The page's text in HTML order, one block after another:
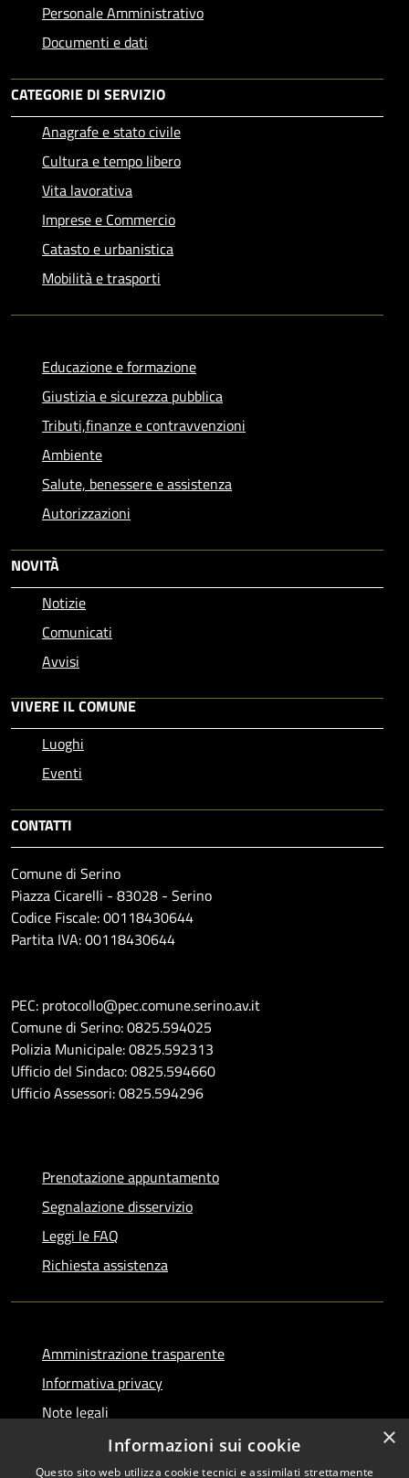
Personale Amministrativo
Documenti e dati
CATEGORIE DI SERVIZIO
Anagrafe e stato civile
Cultura e tempo libero
Vita lavorativa
Imprese e Commercio
Catasto e urbanistica
Mobilità e trasporti
Educazione e formazione
Giustizia e sicurezza pubblica
Tributi,finanze e contravvenzioni
Ambiente
Salute, benessere e assistenza
Autorizzazioni
NOVITÀ
Notizie
Comunicati
Avvisi
VIVERE IL COMUNE
Luoghi
Eventi
CONTATTI
Comune di Serino
Piazza Cicarelli - 83028 - Serino
Codice Fiscale: 00118430644
Partita IVA: 00118430644
PEC: protocollo@pec.comune.serino.av.it
Comune di Serino: 0825.594025
Polizia Municipale: 0825.592313
Ufficio del Sindaco: 0825.594660
Ufficio Assessori: 0825.594296
Prenotazione appuntamento
Segnalazione disservizio
Leggi le FAQ
Richiesta assistenza
Amministrazione trasparente
Informativa privacy
Note legali
Dichiarazione di accessibilità
×
Informazioni sui cookie
Questo sito web utilizza cookie tecnici e assimilati strettamente